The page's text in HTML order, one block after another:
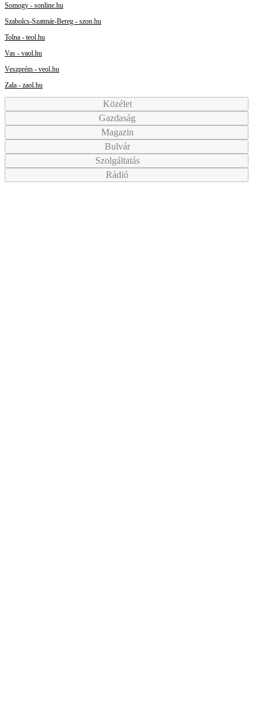
Somogy - sonline.hu
Szabolcs-Szatmár-Bereg - szon.hu
Tolna - teol.hu
Vas - vaol.hu
Veszprém - veol.hu
Zala - zaol.hu
Közélet
Gazdaság
Magazin
Bulvár
Szolgáltatás
Rádió